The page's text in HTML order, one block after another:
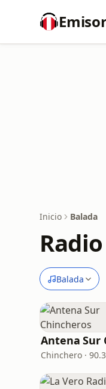
Inicio Balada
Balada
Chinchero ·